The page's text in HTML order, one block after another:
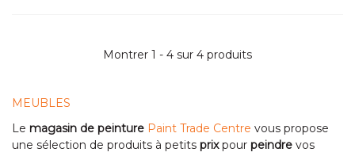
Montrer 1 - 4 sur 4 produits
MEUBLES
Le magasin de peinture Paint Trade Centre vous propose
une sélection de produits à petits prixpour peindre vos